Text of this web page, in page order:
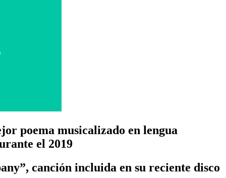
poema musicalizado en lengua
el 2019
canción incluida en su reciente disco